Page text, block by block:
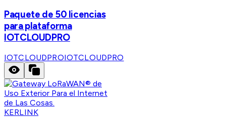
Paquete de 50 licencias
para plataforma
IOTCLOUDPRO
IOTCLOUDPROIOTCLOUDPRO
KERLINK